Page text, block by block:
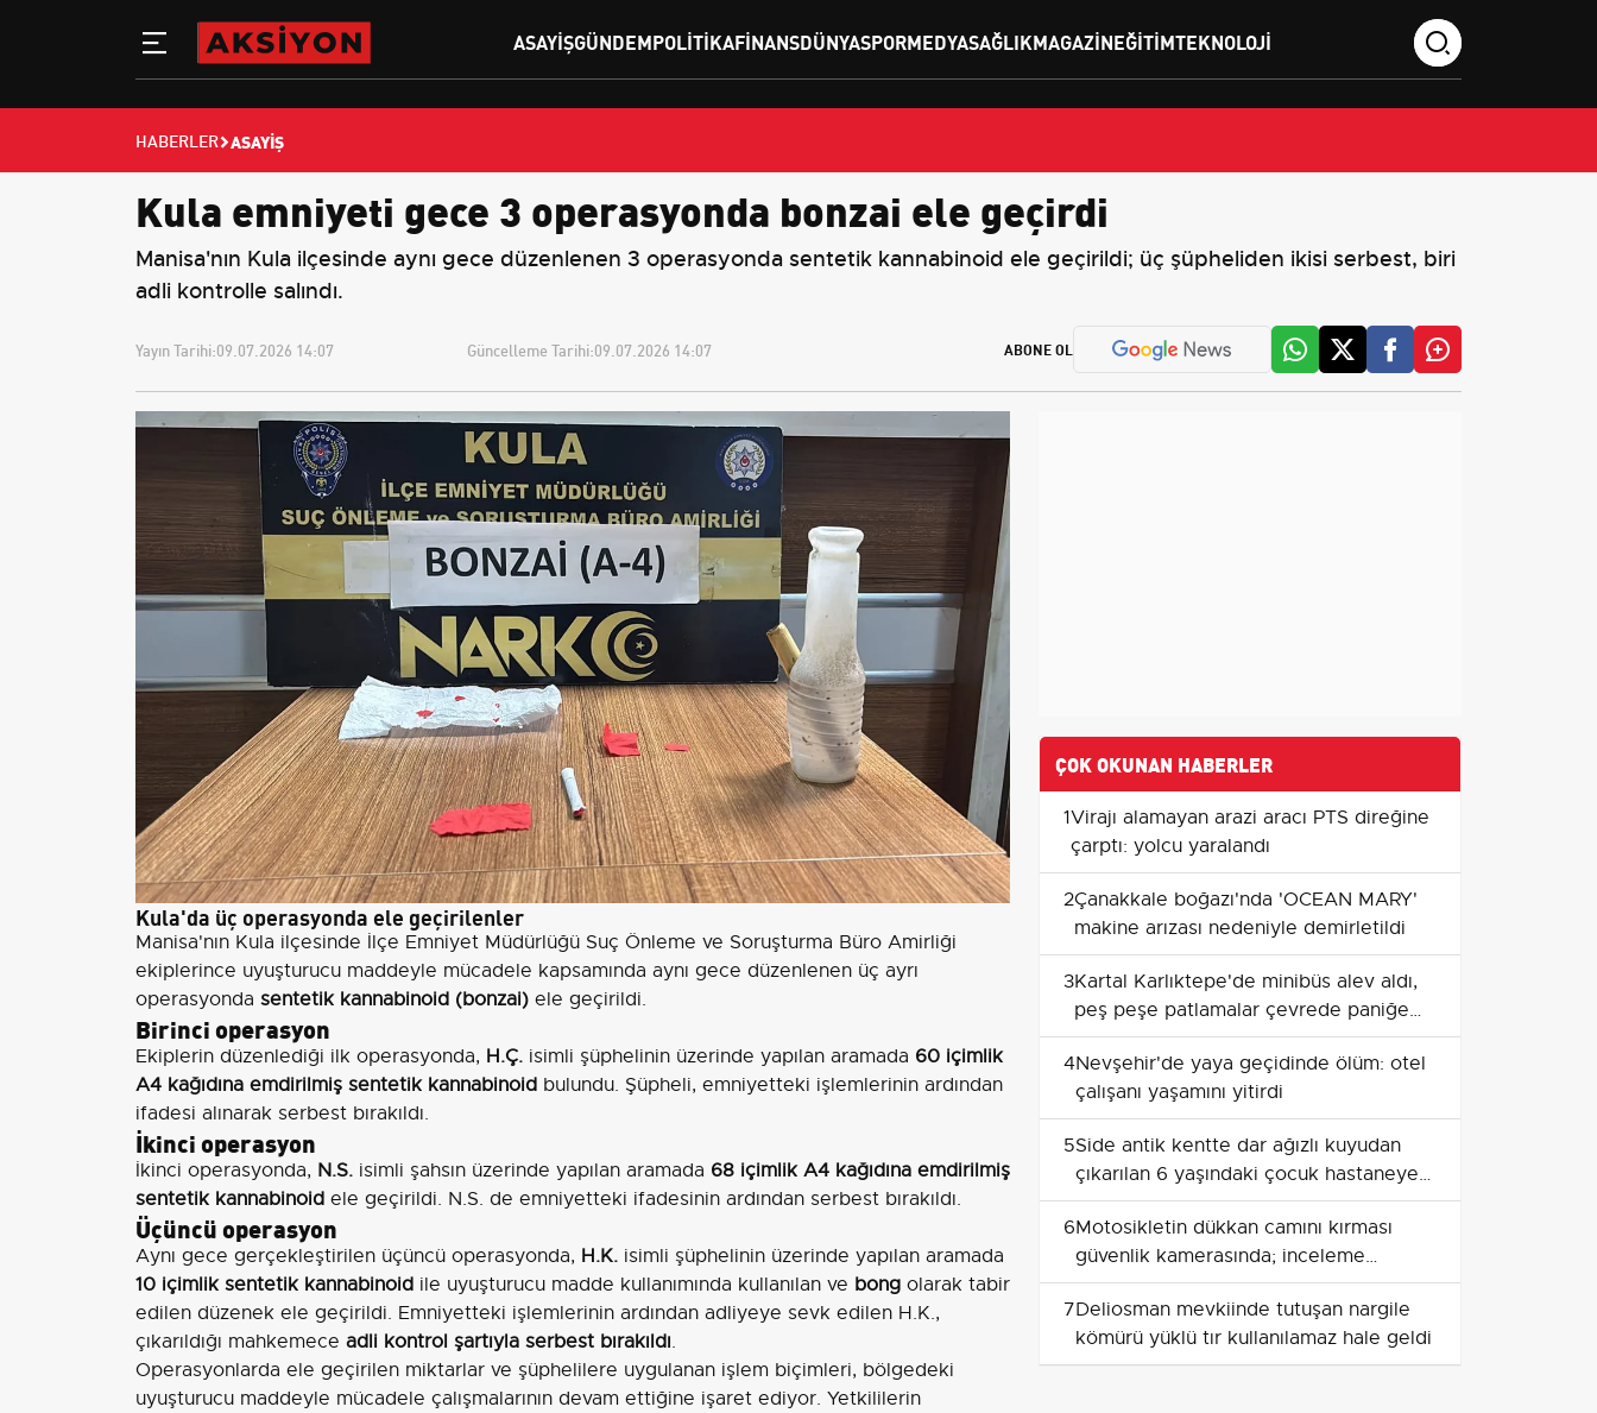
ASAYIŞGÜNDEMPOLITIKAFINANSDÜNYASPORMEDYASAĞLIKMAGAZINEĞITIMTEKNOLOJI
HABERLER ASAYIŞ
Kula emniyeti gece 3 operasyonda bonzai ele geçirdi
Manisa'nın Kula ilçesinde aynı gece düzenlenen 3 operasyonda sentetik kannabinoid ele geçirildi; üç şüpheliden ikisi serbest, biri
adli kontrolle salındı.
Yayın Tarihi:09.07.2026 14:07 Güncelleme Tarihi:09.07.2026 14:07 ABONE OL
Kula'da üç operasyonda ele geçirilenler
Manisa'nın Kula ilçesinde İlçe Emniyet Müdürlüğü Suç Önleme ve Soruşturma Büro Amirliği
ekiplerince uyuşturucu maddeyle mücadele kapsamında aynı gece düzenlenen üç ayrı
operasyonda sentetik kannabinoid (bonzai) ele geçirildi.
Birinci operasyon
Ekiplerin düzenlediği ilk operasyonda, H.Ç. isimli şüphelinin üzerinde yapılan aramada 60 içimlik
A4 kağıdına emdirilmiş sentetik kannabinoid bulundu. Şüpheli, emniyetteki işlemlerinin ardından
ifadesi alınarak serbest bırakıldı.
İkinci operasyon
İkinci operasyonda, N.S. isimli şahsın üzerinde yapılan aramada 68 içimlik A4 kağıdına emdirilmiş
sentetik kannabinoid ele geçirildi. N.S. de emniyetteki ifadesinin ardından serbest bırakıldı.
Üçüncü operasyon
Aynı gece gerçekleştirilen üçüncü operasyonda, H.K. isimli şüphelinin üzerinde yapılan aramada
10 içimlik sentetik kannabinoid ile uyuşturucu madde kullanımında kullanılan ve bong olarak tabir
edilen düzenek ele geçirildi. Emniyetteki işlemlerinin ardından adliyeye sevk edilen H.K.,
çıkarıldığı mahkemece adli kontrol şartıyla serbest bırakıldı.
Operasyonlarda ele geçirilen miktarlar ve şüphelilere uygulanan işlem biçimleri, bölgedeki
uyuşturucu maddeyle mücadele çalışmalarının devam ettiğine işaret ediyor. Yetkililerin
ÇOK OKUNAN HABERLER
1Virajı alamayan arazi aracı PTS direğine
çarptı: yolcu yaralandı
2Çanakkale boğazı'nda 'OCEAN MARY'
makine arızası nedeniyle demirletildi
3Kartal Karlıktepe'de minibüs alev aldı,
peş peşe patlamalar çevrede paniğe
yol açtı
4Nevşehir'de yaya geçidinde ölüm: otel
çalışanı yaşamını yitirdi
5Side antik kentte dar ağızlı kuyudan
çıkarılan 6 yaşındaki çocuk hastaneye
götürüldü
6Motosikletin dükkan camını kırması
güvenlik kamerasında; inceleme
sırasında bıçaklı arbede
7Deliosman mevkiinde tutuşan nargile
kömürü yüklü tır kullanılamaz hale geldi